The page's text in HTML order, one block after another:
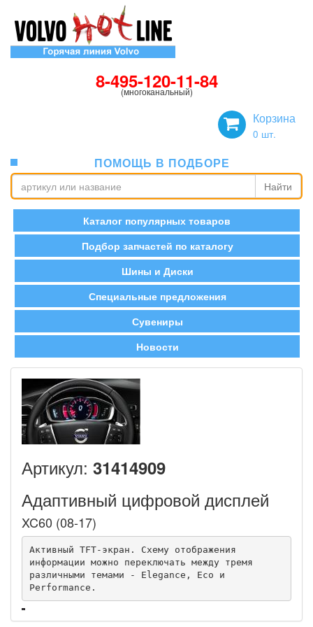
8-495-120-11-84
(многоканальный)
Корзина
0 шт.
ПОМОЩЬ В ПОДБОРЕ
Найти
Каталог популярных товаров
Подбор запчастей по каталогу
Шины и Диски
Специальные предложения
Сувениры
Новости
Артикул: 31414909
Адаптивный цифровой дисплей
XC60 (08-17)
Активный TFT-экран. Схему отображения
информации можно переключать между тремя
различными темами - Elegance, Eco и
Performance.